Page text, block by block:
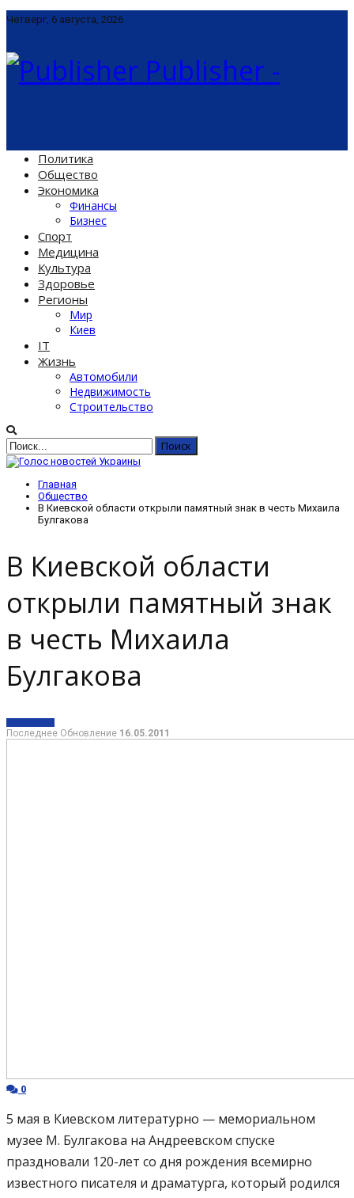
Четверг, 6 августа, 2026
Publisher -
Политика
Общество
Экономика
Финансы
Бизнес
Спорт
Медицина
Культура
Здоровье
Регионы
Мир
Киев
IT
Жизнь
Автомобили
Недвижимость
Строительство
Главная
Общество
В Киевской области открыли памятный знак в честь Михаила
Булгакова
В Киевской области
открыли памятный знак
в честь Михаила
Булгакова
Последнее Обновление 16.05.2011
0
5 мая в Киевском литературно — мемориальном
музее М. Булгакова на Андреевском спуске
праздновали 120-лет со дня рождения всемирно
известного писателя и драматурга, который родился